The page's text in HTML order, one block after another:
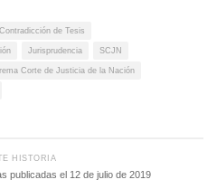
Contradicción de Tesis
Jurisprudencia SCJN
Corte de Justicia de la Nación
HISTORIA
publicadas el 12 de julio de 2019